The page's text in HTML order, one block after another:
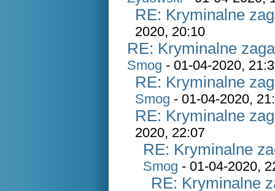
RE: Kryminalne
2020, 20:10
RE: Kryminalne
Smog - 01-04-2020,
RE: Kryminalne
Smog - 01-04-2020,
RE: Kryminalne
2020, 22:07
RE: Kryminalne
Smog - 01-04-2020,
RE: Kryminalne